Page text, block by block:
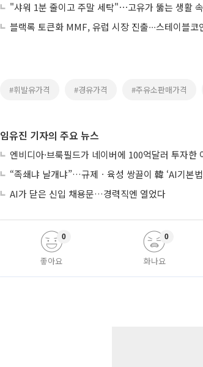
"샤워 1분 줄이고 주말 세탁"⋯고유가 뚫는 생활
블랙록 토큰화 MMF, 유럽 시장 진출∙∙∙스테이블코
#휘발유가격 #경유가격 #주유소판매가격
임유진 기자의 주요 뉴스
엔비디아·브룩필드가 네이버에 100억달러 투자한
“족쇄냐 날개냐”…규제ㆍ육성 쌍끌이 韓 ‘AI기본
AI가 닫은 신입 채용문…경력직엔 열었다
좋아요
0
화나요
0